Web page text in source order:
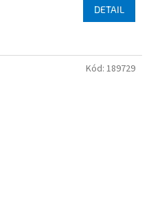
DETAIL
Kód: 189729